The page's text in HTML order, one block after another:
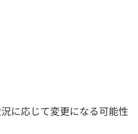
に応じて変更になる可能性